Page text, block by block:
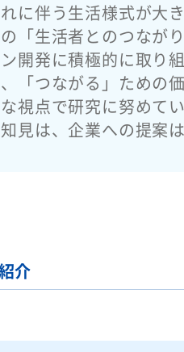
に伴う生活様式が大
「生活者とのつなが
開発に積極的に取り
「つながる」ための
視点で研究に努めてい
見は、企業への提案
介